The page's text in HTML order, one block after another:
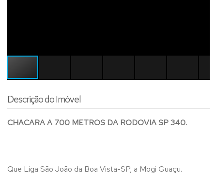
Descrição do Imóvel
CHACARA A 700 METROS DA RODOVIA SP 340.
Que Liga São João da Boa Vista-SP, a Mogi Guaçu.